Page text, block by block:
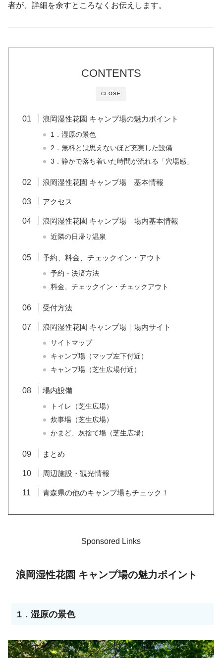
者が、詳細を余すところなくお伝えします。
CLOSE
CONTENTS
浪岡湿性花園 キャンプ場の魅力ポイント
1．湿原の景色
2．無料とは思えないほど充実した設備
3．静かで落ち着いた時間が流れる「穴場感」
浪岡湿性花園 キャンプ場 基本情報
アクセス
浪岡湿性花園 キャンプ場 場内基本情報
近隣の日帰り温泉
予約、料金、チェックイン・アウト
予約・決済方法
料金、チェックイン・チェックアウト
受付方法
浪岡湿性花園 キャンプ場｜場内サイト
サイトマップ
キャンプ場（マップ左下付近）
キャンプ場（芝生広場付近）
場内設備
トイレ（芝生広場）
炊事場（芝生広場）
かまど、灰捨て場（芝生広場）
まとめ
周辺施設・観光情報
青森県の他のキャンプ場もチェック！
Sponsored Links
浪岡湿性花園 キャンプ場の魅力ポイント
1．湿原の景色